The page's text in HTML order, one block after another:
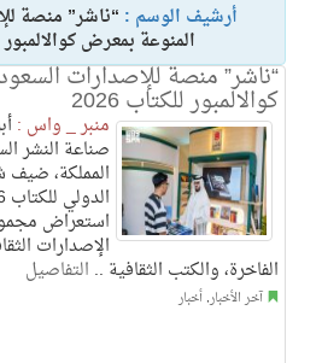
أرشيف الوسم : “ناشر” منصة
المنوعة بمعرض كوالالمبور
“ناشر” منصة للإصدارات
كوالالمبور للكتاب 2026
منبر _ واس :
صناعة النشر
المملكة،
استعراض
الإصدارات
الفاخرة، والكتب الثقافية .. التفاصيل
آخر الأخبار, أخبار